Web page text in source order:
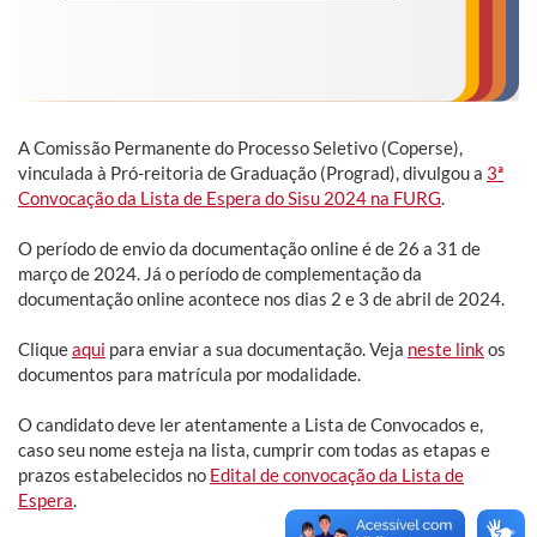
A Comissão Permanente do Processo Seletivo (Coperse),
vinculada à Pró-reitoria de Graduação (Prograd), divulgou a 3ª
Convocação da Lista de Espera do Sisu 2024 na FURG.
O período de envio da documentação online é de 26 a 31 de
março de 2024. Já o período de complementação da
documentação online acontece nos dias 2 e 3 de abril de 2024.
Cliqueaqui para enviar a sua documentação. Veja neste linkos
documentos para matrícula por modalidade.
O candidato deve ler atentamente a Lista de Convocados e,
caso seu nome esteja na lista, cumprir com todas as etapas e
prazos estabelecidos no Edital de convocação da Lista de
Espera.